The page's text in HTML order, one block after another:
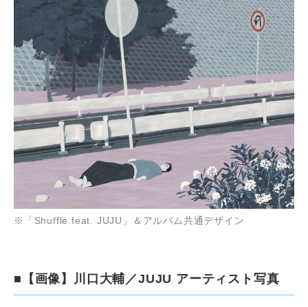
※「Shuffle feat. JUJU」＆アルバム共通デザイン
■【画像】川口大輔／JUJU アーティスト写真